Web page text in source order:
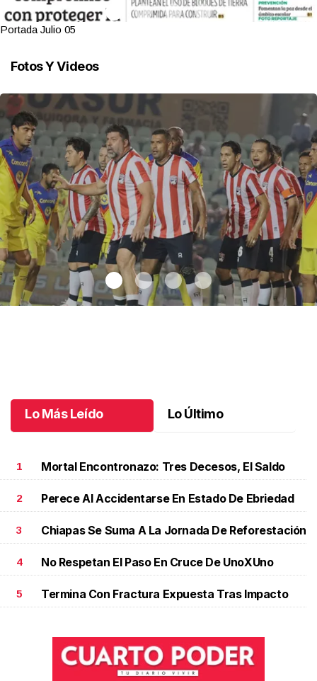
Portada Julio 05
Fotos Y Videos
Lo Más Leído Lo Último
1 Mortal Encontronazo: Tres Decesos, El Saldo
2 Perece Al Accidentarse En Estado De Ebriedad
3 Chiapas Se Suma A La Jornada De Reforestación
4 No Respetan El Paso En Cruce De UnoXUno
5 Termina Con Fractura Expuesta Tras Impacto